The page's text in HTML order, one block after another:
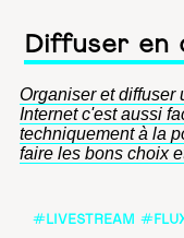
Diffuser en
Organiser et diffuser
Internet c'est aussi
techniquement à la
faire les bons choix
#LIVESTREAM